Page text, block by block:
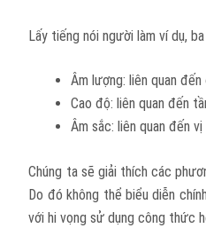
Lấy tiếng nói người làm ví dụ,
Âm lượng: liên quan
Cao độ: liên quan đến
Âm sắc: liên quan đến
Chúng ta sẽ giải thích các
Do đó không thể biểu diễn
với hi vọng sử dụng công thức